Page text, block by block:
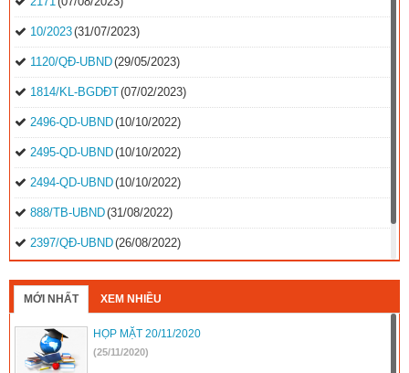
10/2023(31/07/2023)
1120/QĐ-UBND(29/05/2023)
1814/KL-BGDĐT(07/02/2023)
2496-QD-UBND(10/10/2022)
2495-QD-UBND(10/10/2022)
2494-QD-UBND(10/10/2022)
888/TB-UBND(31/08/2022)
2397/QĐ-UBND(26/08/2022)
MỚI NHẤT XEM NHIỀU
HỌP MẶT 20/11/2020
(25/11/2020)